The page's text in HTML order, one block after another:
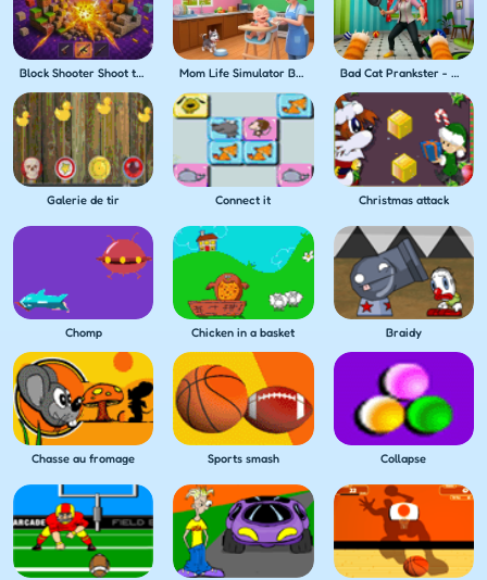
Block Shooter Shoot the Blocks! Mom Life Simulator Baby Care Bad Cat Prankster - Mom's Return
Galerie de tir Connect it Christmas attack
Chomp Chicken in a basket Braidy
Chasse au fromage Sports smash Collapse